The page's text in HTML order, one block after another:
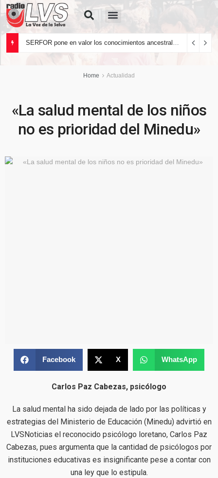
Home Actualidad
«La salud mental de los niños
no es prioridad del Minedu»
Facebook X WhatsApp
Carlos Paz Cabezas, psicólogo
La salud mental ha sido dejada de lado por las políticas y
estrategias del Ministerio de Educación (Minedu) advirtió en
LVSNoticias el reconocido psicólogo loretano, Carlos Paz
Cabezas, pues argumenta que la cantidad de psicólogos por
instituciones educativas es insignificante pese a contar con
una ley que lo estipula.